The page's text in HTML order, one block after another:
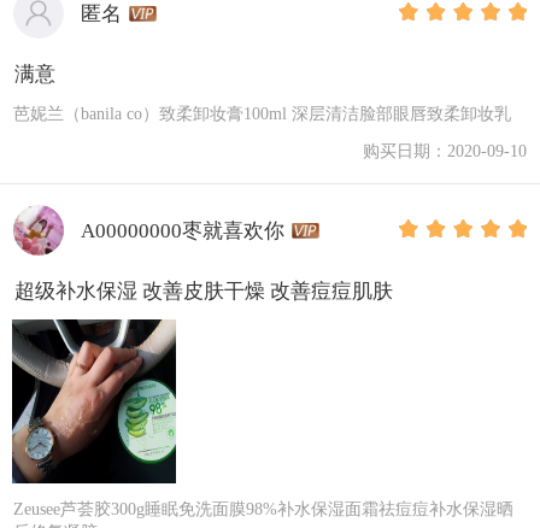
匿名
满意
芭妮兰（banila co）致柔卸妆膏100ml 深层清洁脸部眼唇致柔卸妆乳
购买日期：2020-09-10
A00000000枣就喜欢你
超级补水保湿 改善皮肤干燥 改善痘痘肌肤
Zeusee芦荟胶300g睡眠免洗面膜98%补水保湿面霜祛痘痘补水保湿晒